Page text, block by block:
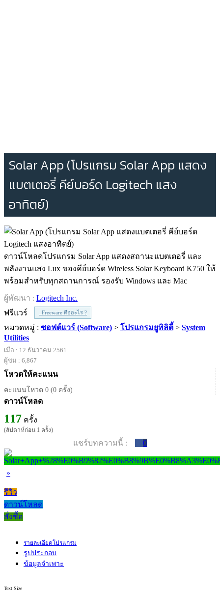
Solar App (โปรแกรม Solar App แสดง
แบตเตอรี่ คีย์บอร์ด Logitech แสง
อาทิตย์)
ดาวน์โหลดโปรแกรม Solar App แสดงสถานะแบตเตอรี่ และ
พลังงานแสง Lux ของคีย์บอร์ด Wireless Solar Keyboard K750 ให้
พร้อมสำหรับทุกสถานการณ์ รองรับ Windows และ Mac
ผู้พัฒนา : Logitech Inc.
ฟรีแวร์
Freeware คืออะไร ?
หมวดหมู่ : ซอฟต์แวร์ (Software) > โปรแกรมยูทิลิตี้ > System
Utilities
เมื่อ : 12 ธันวาคม 2561
ผู้ชม : 6,867
โหวตให้คะแนน
คะแนนโหวต 0 (0 ครั้ง)
ดาวน์โหลด
117 ครั้ง
(สัปดาห์ก่อน 1 ครั้ง)
แชร์บทความนี้ : 0
»
รีวิว
ดาวน์โหลด
สั่งซื้อ
รายละเอียดโปรแกรม
รูปประกอบ
ข้อมูลจำเพาะ
Text Size